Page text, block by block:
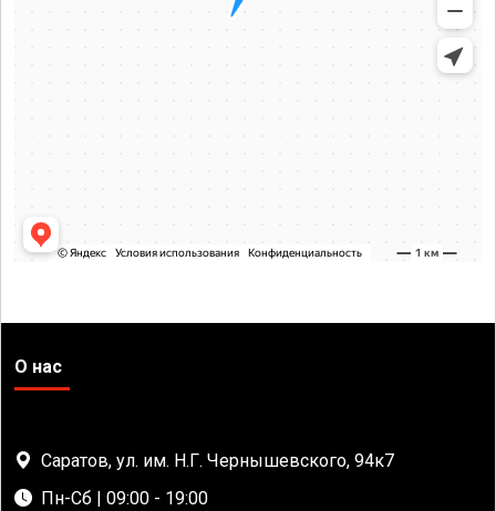
О нас
Саратов, ул. им. Н.Г. Чернышевского, 94к7
Пн-Сб | 09:00 - 19:00